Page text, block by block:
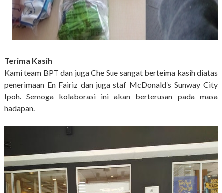
Terima Kasih
Kami team BPT dan juga Che Sue sangat berteima kasih diatas
penerimaan En Fairiz dan juga staf McDonald's Sunway City
Ipoh. Semoga kolaborasi ini akan berterusan pada masa
hadapan.